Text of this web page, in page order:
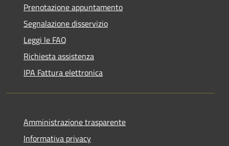
Prenotazione appuntamento
Segnalazione disservizio
Leggi le FAQ
Richiesta assistenza
IPA Fattura elettronica
Amministrazione trasparente
Informativa privacy